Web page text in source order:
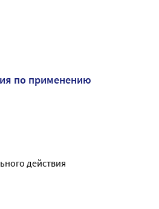
по применению
действия